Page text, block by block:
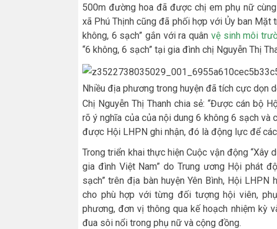
500m đường hoa đã được chị em phụ nữ
xã Phú Thịnh cũng đã phối hợp với Ủy ban Mặt
không, 6 sạch” gắn với ra quân vệ sinh môi
“6 không, 6 sạch” tại gia đình chị Nguyễn Thị
Nhiều địa phương trong huyện đã tích cực dọn
Chị Nguyễn Thị Thanh chia sẻ: “Được cán bộ
rõ ý nghĩa của của nội dung 6 không 6 sạch
được Hội LHPN ghi nhận, đó là động lực để
Trong triển khai thực hiện Cuộc vận động
gia đình Việt Nam” do Trung ương Hội phát
sạch” trên địa bàn huyện Yên Bình, Hội
cho phù hợp với từng đối tượng hội viên,
phương, đơn vị thông qua kế hoạch nhiệm kỳ
đua sôi nổi trong phụ nữ và cộng đồng.